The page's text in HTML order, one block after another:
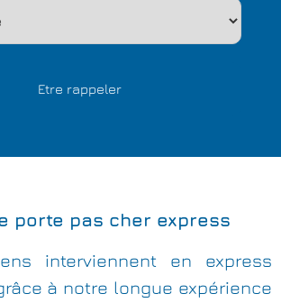
porte pas cher express
interviennent en express
à notre longue expérience